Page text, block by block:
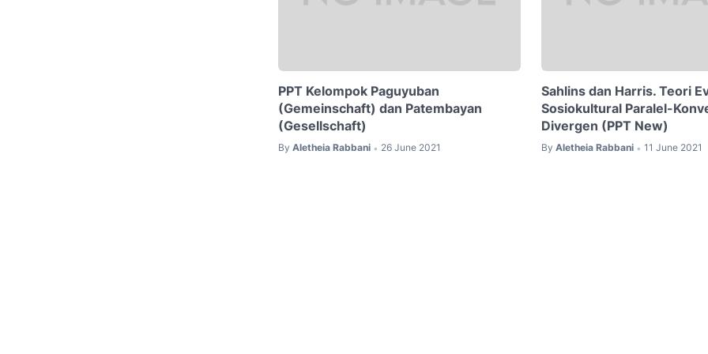
PPT Kelompok Paguyuban
(Gemeinschaft) dan Patembayan
(Gesellschaft)
By Aletheia Rabbani • 26 June 2021
Sahlins dan Harris. Teori
Sosiokultural Paralel-
Divergen (PPT New)
By Aletheia Rabbani • 11 June 2021